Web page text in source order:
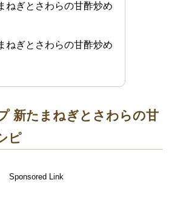
ねぎとさわらの甘酢炒め
ねぎとさわらの甘酢炒め
新たまねぎとさわらの甘
ピ
Sponsored Link